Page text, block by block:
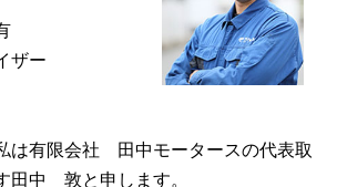
ザー
は有限会社 田中モータースの代表取
田中 敦と申します。